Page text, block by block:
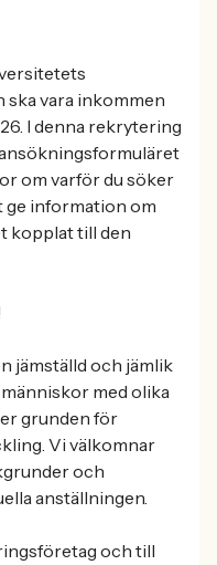
vara inkommen
I denna rekrytering
om varför du söker
ge information om
kopplat till den
jämställd och jämlik
med olika
grunden för
Vi välkomnar
och
anställningen.
och till